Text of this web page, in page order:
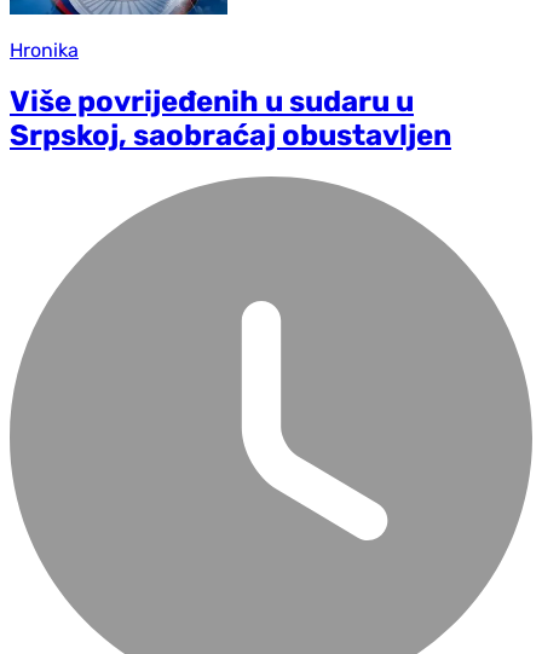
Hronika
Više povrijeđenih u sudaru u
Srpskoj, saobraćaj obustavljen